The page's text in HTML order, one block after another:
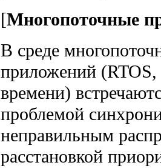
[Многопоточные
В среде
приложений (RTOS,
времени)
проблемой
неправильным
расстановкой